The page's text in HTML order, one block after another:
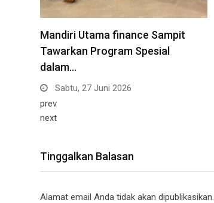
Mandiri Utama finance Sampit
Tawarkan Program Spesial
dalam…
Sabtu, 27 Juni 2026
prev
next
Tinggalkan Balasan
Alamat email Anda tidak akan dipublikasikan.